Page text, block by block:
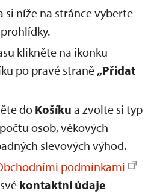
si níže na stránce vyberte
prohlídky.
klikněte na ikonku
po pravé straně „Přidat
do Košíku a zvolte si typ
osob, věkových
slevových výhod.
podmínkami
kontaktní údaje